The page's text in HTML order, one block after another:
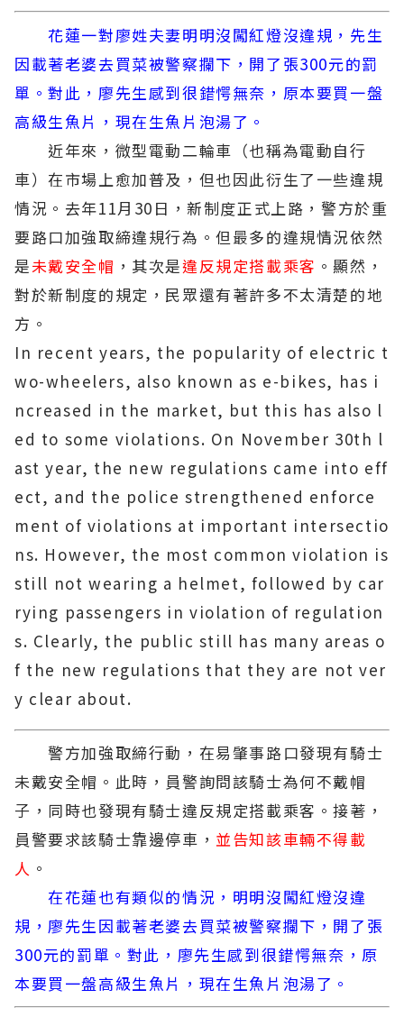
花蓮一對廖姓夫妻明明沒闖紅燈沒違規，先生
因載著老婆去買菜被警察攔下，開了張300元的罰
單。對此，廖先生感到很錯愕無奈，原本要買一盤
高級生魚片，現在生魚片泡湯了。
近年來，微型電動二輪車（也稱為電動自行
車）在市場上愈加普及，但也因此衍生了一些違規
情況。去年11月30日，新制度正式上路，警方於重
要路口加強取締違規行為。但最多的違規情況依然
是未戴安全帽 ，其次是違反規定搭載乘客 。顯然，
對於新制度的規定，民眾還有著許多不太清楚的地
方。
In recent years, the popularity of electric t
wo-wheelers, also known as e-bikes, has i
ncreased in the market, but this has also l
ed to some violations. On November 30th l
ast year, the new regulations came into eff
ect, and the police strengthened enforce
ment of violations at important intersectio
ns. However, the most common violation is
still not wearing a helmet, followed by car
rying passengers in violation of regulation
s. Clearly, the public still has many areas o
f the new regulations that they are not ver
y clear about.
警方加強取締行動，在易肇事路口發現有騎士
未戴安全帽。此時，員警詢問該騎士為何不戴帽
子，同時也發現有騎士違反規定搭載乘客。接著，
員警要求該騎士靠邊停車， 並告知該車輛不得載
人 。
在花蓮也有類似的情況，明明沒闖紅燈沒違
規，廖先生因載著老婆去買菜被警察攔下，開了張
300元的罰單。對此，廖先生感到很錯愕無奈，原
本要買一盤高級生魚片，現在生魚片泡湯了。